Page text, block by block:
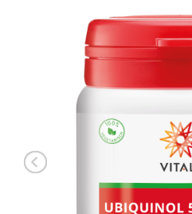
We staan elke dag voor je klaar!
ndien we je ergens mee kunnen
helpen, neem dan contact met
075-6476050